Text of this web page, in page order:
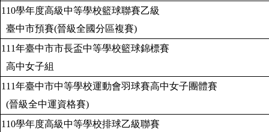
110學年度高級中等學校籃球聯賽乙級
臺中市預賽(晉級全國分區複賽)
111年臺中市市長盃中等學校籃球錦標賽
高中女子組
111年臺中市中等學校運動會羽球賽高中女子團體賽
(晉級全中運資格賽)
110學年度高級中等學校排球乙級聯賽